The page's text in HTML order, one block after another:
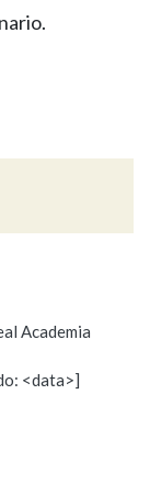
Academia
<data>]